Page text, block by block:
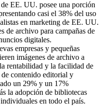
EE. UU. posee una porción
casi el 38% del uso
en marketing de EE. UU.
de archivo para campañas de
digitales.
empresas y pequeñas
imágenes de archivo a
rentabilidad y la facilidad de
contenido editorial y
un 29% y un 17%
la adopción de bibliotecas
en todo el país.